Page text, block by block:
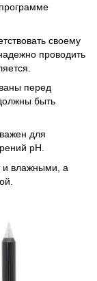
своему
проводить
перед
быть
для
рН.
и влажными, а